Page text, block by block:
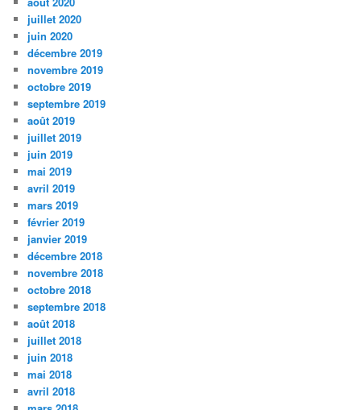
juillet 2020
juin 2020
décembre 2019
novembre 2019
octobre 2019
septembre 2019
août 2019
juillet 2019
juin 2019
mai 2019
avril 2019
mars 2019
février 2019
janvier 2019
décembre 2018
novembre 2018
octobre 2018
septembre 2018
août 2018
juillet 2018
juin 2018
mai 2018
avril 2018